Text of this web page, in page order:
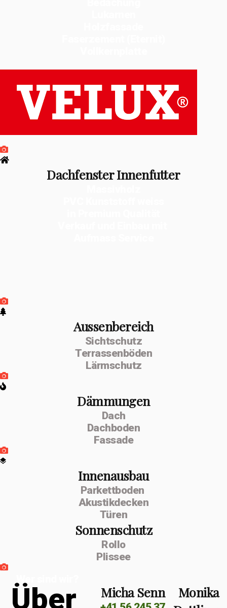
Dachfenster Innenfutter
Aussenbereich
Sichtschutz
Terrassenböden
Lärmschutz
Dämmungen
Dach
Dachboden
Fassade
Innenausbau
Parkettboden
Akustikdecken
Türen
Sonnenschutz
Rollo
Plissee
Über Micha Senn
Monika